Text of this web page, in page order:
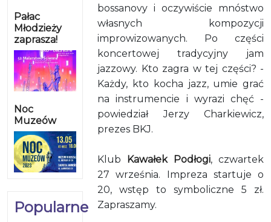
Pałac
Młodzieży
zaprasza!
Noc
Muzeów
Popularne
bossanovy i oczywiście mnóstwo
własnych kompozycji
improwizowanych. Po części
koncertowej tradycyjny jam
jazzowy. Kto zagra w tej części? -
Każdy, kto kocha jazz, umie grać
na instrumencie i wyrazi chęć -
powiedział Jerzy Charkiewicz,
prezes BKJ.
Klub Kawałek Podłogi, czwartek
27 września. Impreza startuje o
20, wstęp to symboliczne 5 zł.
Zapraszamy.